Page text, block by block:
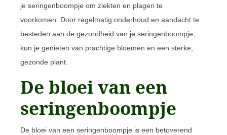
je seringenboompje om ziekten en plagen te
voorkomen. Door regelmatig onderhoud en aandacht te
besteden aan de gezondheid van je seringenboompje,
kun je genieten van prachtige bloemen en een sterke,
gezonde plant.
De bloei van een
seringenboompje
De bloei van een seringenboompje is een betoverend